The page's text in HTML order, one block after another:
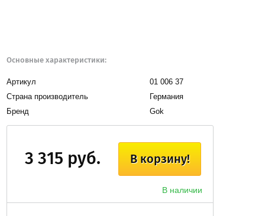
Основные характеристики:
Артикул
01 006 37
Страна производитель
Германия
Бренд
Gok
В корзину!
В наличии
3 315 руб.